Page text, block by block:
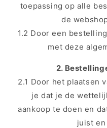
toepassing op alle
de
1.2 Door een
met deze
2.
2.1 Door het plaatsen
je dat je de
aankoop te doen en
juist